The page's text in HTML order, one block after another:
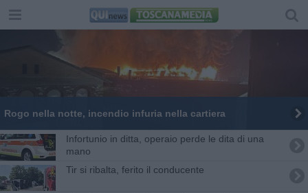
Rogo nella notte, incendio infuria nella cartiera
Infortunio in ditta, operaio perde le dita di una
mano
Tir si ribalta, ferito il conducente